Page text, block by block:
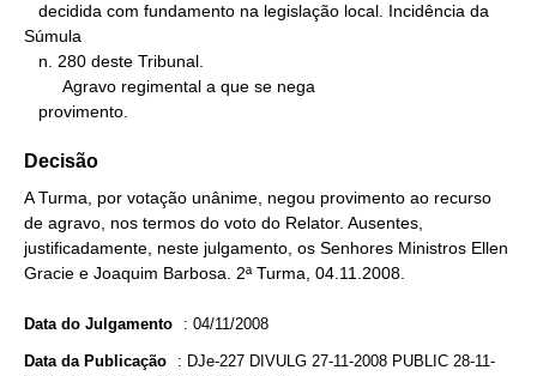
Súmula
   provimento.
Decisão
A Turma, por votação unânime, negou provimento ao recurso
de agravo, nos termos do voto do Relator. Ausentes,
justificadamente, neste julgamento, os Senhores Ministros Ellen
Gracie e Joaquim Barbosa. 2ª Turma, 04.11.2008.
Data do Julgamento : 04/11/2008
Data da Publicação : DJe-227 DIVULG 27-11-2008 PUBLIC 28-11-